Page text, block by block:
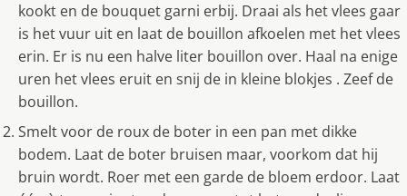
kookt en de bouquet garni erbij. Draai als het vlees gaar
is het vuur uit en laat de bouillon afkoelen met het vlees
erin. Er is nu een halve liter bouillon over. Haal na enige
uren het vlees eruit en snij de in kleine blokjes . Zeef de
bouillon.
Smelt voor de roux de boter in een pan met dikke
bodem. Laat de boter bruisen maar, voorkom dat hij
bruin wordt. Roer met een garde de bloem erdoor. Laat